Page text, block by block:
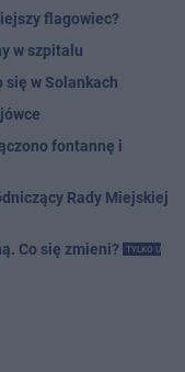
flagowiec?
w szpitalu
się w Solankach
fontannę i
Rady Miejskiej
Co się zmieni?
TYLKO U